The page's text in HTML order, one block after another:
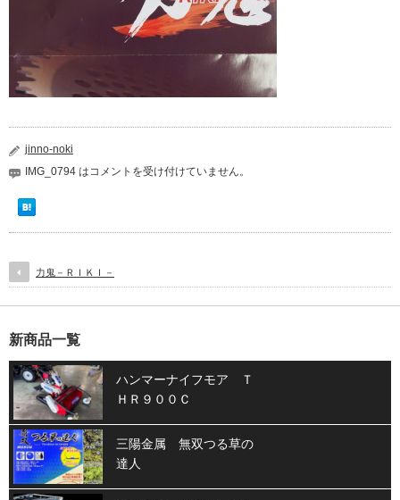
jinno-noki
IMG_0794 はコメントを受け付けていません。
力鬼－ＲＩＫＩ－
新商品一覧
ハンマーナイフモア Ｔ
ＨＲ９００Ｃ
三陽金属 無双つる草の
達人